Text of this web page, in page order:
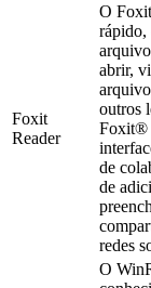
Foxit
Reader
O
rápido,
abrir,
outros
Foxit®
de
de
redes
O